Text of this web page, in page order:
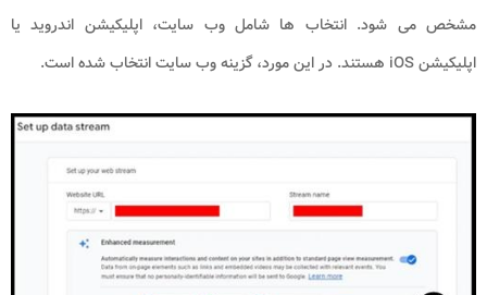
مشخص می شود. انتخاب ها شامل وب سایت، اپلیکیشن اندروید یا
اپلیکیشن iOS هستند. در این مورد، گزینه وب سایت انتخاب شده است.